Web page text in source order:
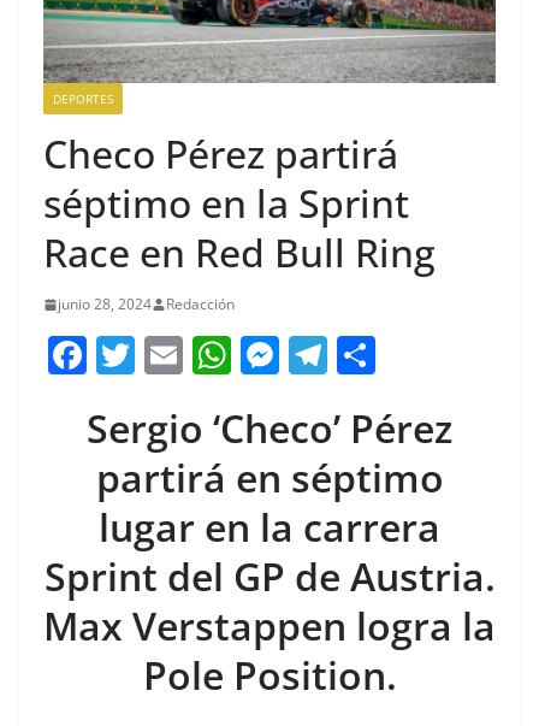
DEPORTES
Checo Pérez partirá
séptimo en la Sprint
Race en Red Bull Ring
junio 28, 2024 Redacción
F
c
e
b
o
o
k
T
itt
er
E
ai
l
W
at
s
A
p
p
M
ss
e
n
g
er
T
e
gr
a
m
m
p
ar
tir
Sergio ‘Checo’ Pérez
partirá en séptimo
lugar en la carrera
Sprint del GP de Austria.
Max Verstappen logra la
Pole Position.